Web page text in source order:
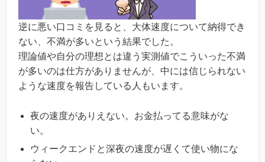
逆に悪い口コミを見ると、大体速度について納得でき
ない、不満が多いという結果でした。
理論値や自分の理想とは違う実測値でこういった不満
が多いのは仕方がありませんが、中には信じられない
ような速度を報告している人もいます。
夜の速度がありえない。お金払ってる意味がな
い。
ウィークエンドと深夜の速度が遅くて使い物にな